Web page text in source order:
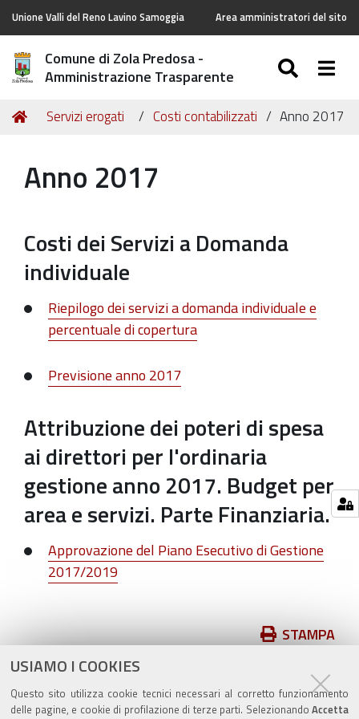
USIAMO I COOKIES
Questo sito utilizza cookie tecnici necessari al corretto funzionamento
delle pagine, e cookie di profilazione di terze parti. Selezionando Accetta
Unione Valli del Reno Lavino Samoggia Area amministratori del sito
Comune di Zola Predosa -
Amministrazione Trasparente
Tu
Home
Servizi erogati Costi contabilizzati Anno 2017
Anno 2017
Costi dei Servizi a Domanda
individuale
Riepilogo dei servizi a domanda individuale e
percentuale di copertura
Previsione anno 2017
Attribuzione dei poteri di spesa
ai direttori per l'ordinaria
gestione anno 2017. Budget per
area e servizi. Parte Finanziaria.
Approvazione del Piano Esecutivo di Gestione
2017/2019
documento
STAMPA
pubblicato il26/11/2018
ultima modifica02/07/2020